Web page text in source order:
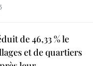
de 46,33 % le
et de quartiers